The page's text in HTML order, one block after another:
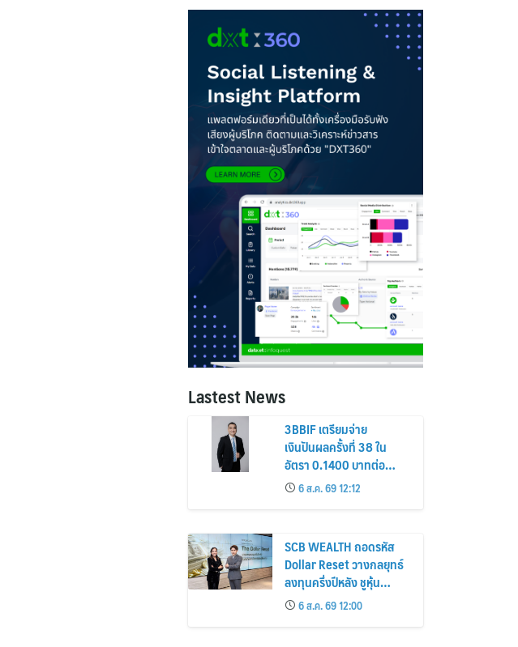
Lastest News
3BBIF เตรียมจ่าย
เงินปันผลครั้งที่ 38 ใน
อัตรา 0.1400 บาทต่อ
หน่วย วันที่ 2 ก.ย. นี้
6 ส.ค. 69 12:12
SCB WEALTH ถอดรหัส
Dollar Reset วางกลยุทธ์
ลงทุนครึ่งปีหลัง ชูหุ้น
สหรัฐฯ-ตลาดเกิดใหม่ผนวก
บอนด์ระยะสั้น-กลางเสริม
พอร์ตแกร่ง
6 ส.ค. 69 12:00